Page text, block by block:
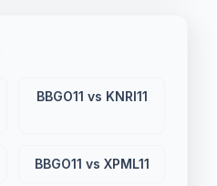
BBGO11 vs KNRI11
BBGO11 vs XPML11